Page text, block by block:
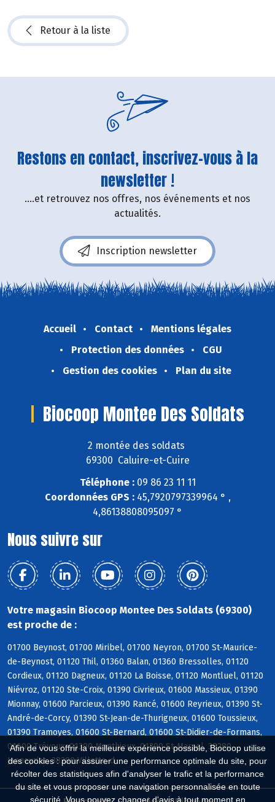
Afin de vous offrir la meilleure expérience possible, Biocoop utilise
des cookies : pour assurer une performance optimale du site, pour
récolter des statistiques afin d'analyser le trafic et la performance
du site et vous proposer une navigation personnalisée en toute
sécurité. Vous pouvez changer d'avis à tout moment en
Retour à la liste
Restons en contact, inscrivez-vous à la
newsletter !
....et retrouvez nos offres, nos événements et nos
actualités.
Inscription newsletter
Accueil Contact
Mentions légales
Protection des données
CGU
Gestion des cookies
Plan du site
Biocoop Montee Des Soldats
2 montée des soldats
69300 Caluire-et-Cuire
Téléphone :09 86 23 11 11
Coordonnées GPS :45,7920797339964 ° ,
4,86138808095097 °
Nous suivre sur
Votre magasin Biocoop Montee Des Soldats (69300)
est proche de :
01700 Beynost, 01700 Miribel, 01700 Neyron, 01700 St-Maurice-
de-Beynost, 01120 Thil, 01360 Balan, 01360 Bressolles, 01120
Cordieux, 01120 Dagneux, 01120 La Boisse, 01120 Montluel, 01120
Niévroz, 01120 Ste-Croix, 01390 Civrieux, 01600 Massieux, 01390
Mionnay, 01600 Parcieux, 01390 Rancé, 01600 Reyrieux, 01390 St-
André-de-Corcy, 01390 St-Jean-de-Thurigneux, 01600 Toussieux,
01390 Tramoyes, 01600 St-Bernard, 01600 St-Didier-de-Formans,
01600 Trévoux, 01390 Monthieux, 01390 St-Marcel, 38280
Janneyrias, 38280 Villette-d